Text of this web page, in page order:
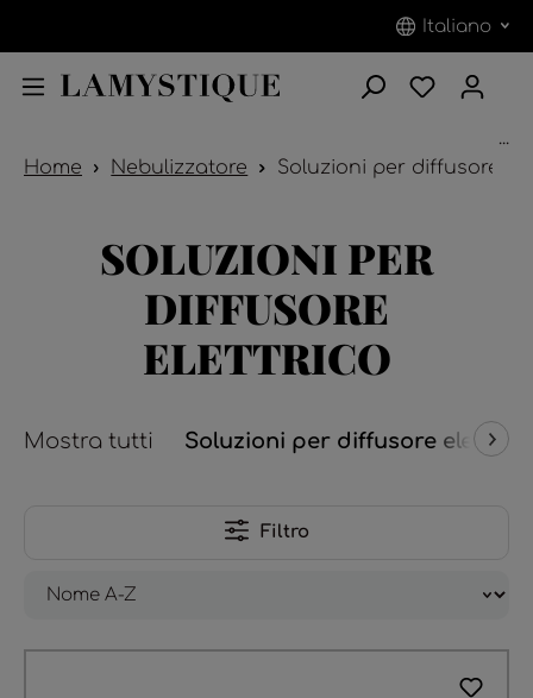
Italiano
Home Nebulizzatore Soluzioni per diffusore
...
SOLUZIONI PER
DIFFUSORE
ELETTRICO
Mostra tutti Soluzioni per diffusore elettrico
Filtro